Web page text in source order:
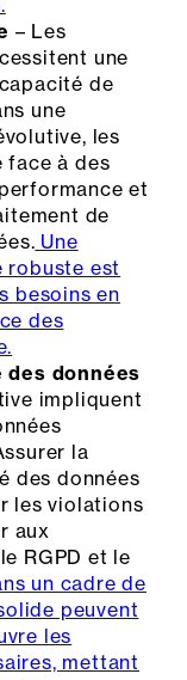
– Les
une
de
une
les
face à des
et
de
Une
robuste est
besoins en
des
données
impliquent
la
des données
les violations
aux
RGPD et le
un cadre de
peuvent
les
mettant